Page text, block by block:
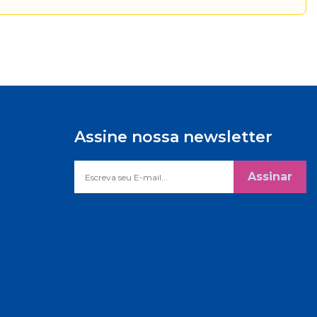
Assine nossa newsletter
Assinar